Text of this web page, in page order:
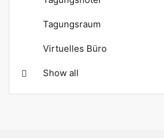
Tagungsraum
Virtuelles Büro
Show all